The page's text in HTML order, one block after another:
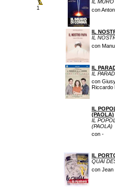
1
IL
con
IL
IL
con
IL
IL
con
Riccardo
IL
(PAOLA)
IL
(PAOLA)
con -
IL
QUAI
con Jean